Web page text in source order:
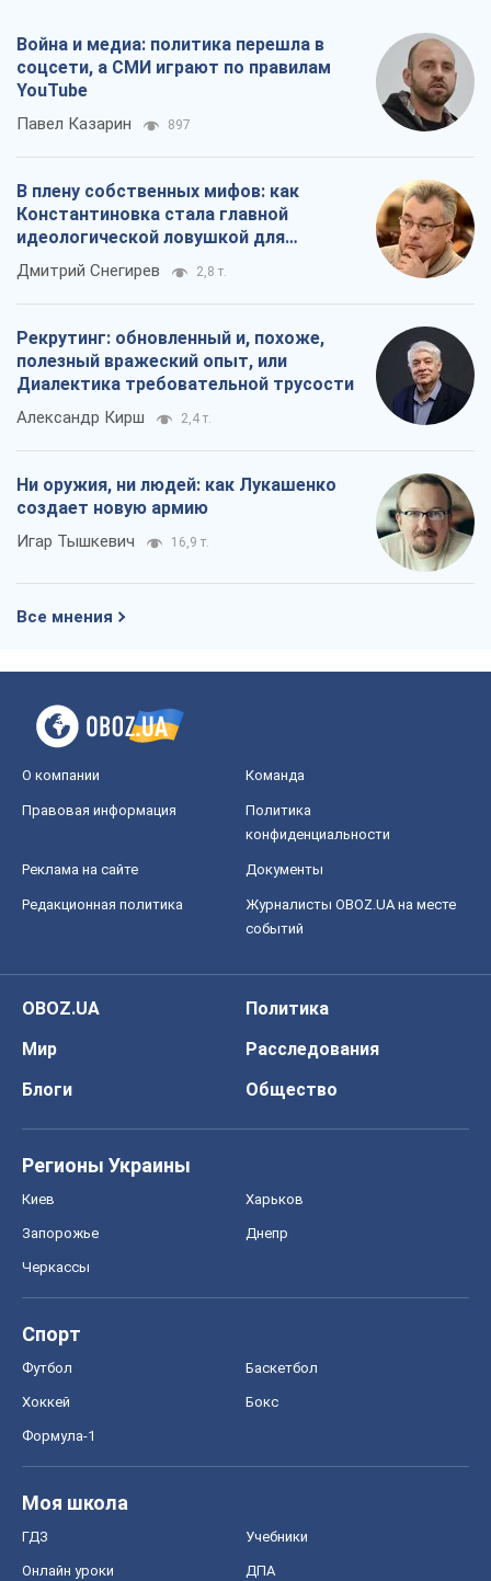
Война и медиа: политика перешла в
соцсети, а СМИ играют по правилам
YouTube
Павел Казарин 897
В плену собственных мифов: как
Константиновка стала главной
идеологической ловушкой для
российских оккупантов
Дмитрий Снегирев 2,8 т.
Рекрутинг: обновленный и, похоже,
полезный вражеский опыт, или
Диалектика требовательной трусости
Александр Кирш 2,4 т.
Ни оружия, ни людей: как Лукашенко
создает новую армию
Игар Тышкевич 16,9 т.
Все мнения
О компании Команда
Правовая информация
Политика
конфиденциальности
Реклама на сайте Документы
Редакционная политика
Журналисты OBOZ.UA на месте
событий
OBOZ.UA
Политика
Мир
Расследования
Блоги
Общество
Регионы Украины
Киев Харьков
Запорожье Днепр
Черкассы
Спорт
Футбол Баскетбол
Хоккей Бокс
Формула-1
Моя школа
ГДЗ Учебники
Онлайн уроки ДПА